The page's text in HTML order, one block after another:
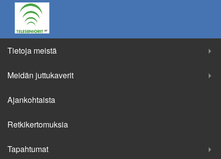
Tietoja meistä
Meidän juttukaverit
Ajankohtaista
Retkikertomuksia
Tapahtumat